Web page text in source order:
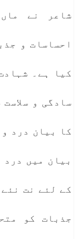
شاعر نے
احساسات و
کیا ہے۔
سادگی و
کا بیان درد
بیان میں
کے لئے نت
جذبات کو